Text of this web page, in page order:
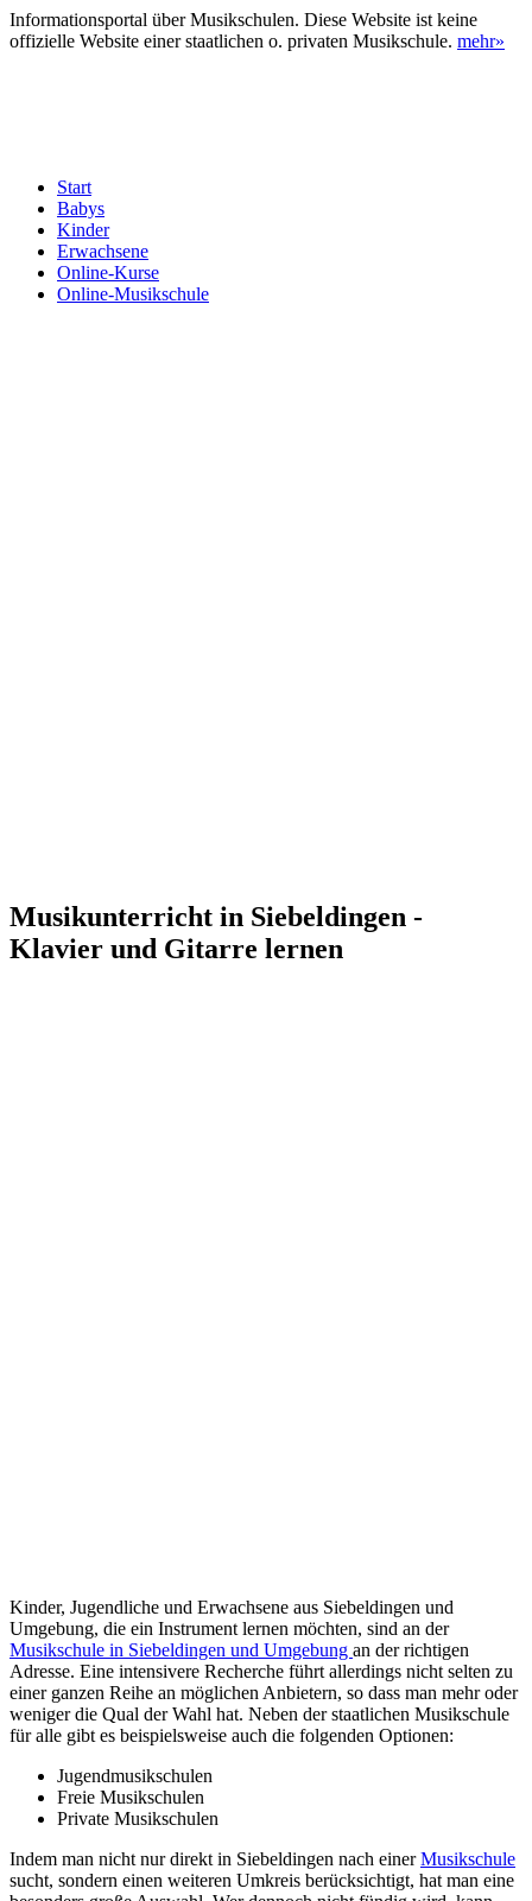
Informationsportal über Musikschulen. Diese Website ist keine
offizielle Website einer staatlichen o. privaten Musikschule. mehr»
Start
Babys
Kinder
Erwachsene
Online-Kurse
Online-Musikschule
Musikunterricht in Siebeldingen -
Klavier und Gitarre lernen
Kinder, Jugendliche und Erwachsene aus Siebeldingen und
Umgebung, die ein Instrument lernen möchten, sind an der
Musikschule in Siebeldingen und Umgebung an der richtigen
Adresse. Eine intensivere Recherche führt allerdings nicht selten zu
einer ganzen Reihe an möglichen Anbietern, so dass man mehr oder
weniger die Qual der Wahl hat. Neben der staatlichen Musikschule
für alle gibt es beispielsweise auch die folgenden Optionen:
Jugendmusikschulen
Freie Musikschulen
Private Musikschulen
Indem man nicht nur direkt in Siebeldingen nach einerMusikschule
sucht, sondern einen weiteren Umkreis berücksichtigt, hat man eine